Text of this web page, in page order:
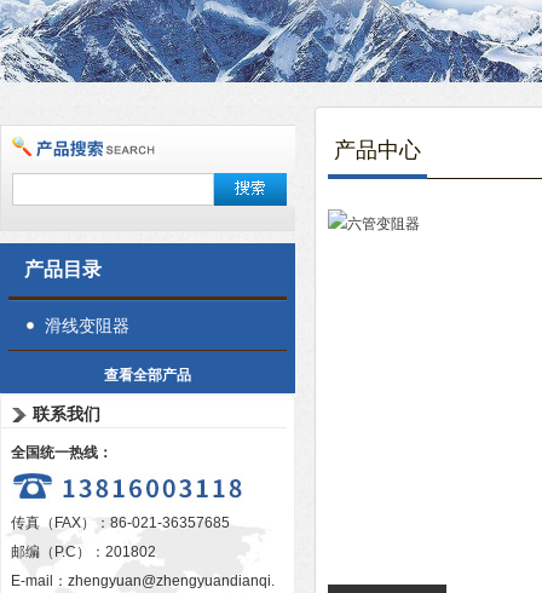
产品目录
滑线变阻器
查看全部产品
联系我们
全国统一热线：
传真（FAX）：86-021-36357685
邮编（P.C）：201802
E-mail： zhengyuan@zhengyuandianqi.
产品中心